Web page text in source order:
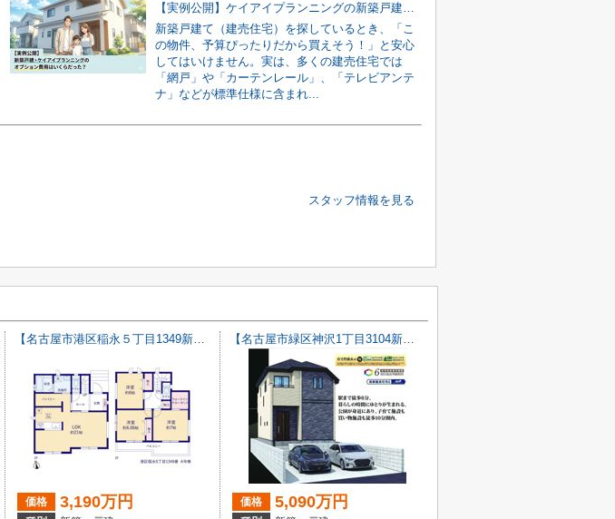
【実例公開】ケイアイプランニングの新築戸建のオプション工事は〇〇〇万円でした！
新築戸建て（建売住宅）を探しているとき、「こ
の物件、予算ぴったりだから買えそう！」と安心
してはいけません。実は、多くの建売住宅では
「網戸」や「カーテンレール」、「テレビアンテ
ナ」などが標準仕様に含まれ...
スタッフ情報を見る
価格 3,190万円 価格 5,090万円